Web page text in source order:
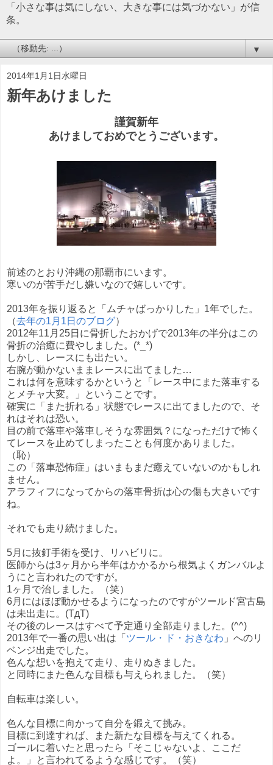
「小さな事は気にしない、大きな事には気づかない」が信
条。
▼
2014年1月1日水曜日
新年あけました
謹賀新年
あけましておめでとうございます。
前述のとおり沖縄の那覇市にいます。
寒いのが苦手だし嫌いなので嬉しいです。
2013年を振り返ると「ムチャばっかりした」1年でした。
（去年の1月1日のブログ）
2012年11月25日に骨折したおかげで2013年の半分はこの
骨折の治癒に費やしました。(*_*)
しかし、レースにも出たい。
右腕が動かないままレースに出てました…
これは何を意味するかというと「レース中にまた落車する
とメチャ大変。」ということです。
確実に「また折れる」状態でレースに出てましたので、そ
れはそれは恐い。
目の前で落車や落車しそうな雰囲気？になっただけで怖く
てレースを止めてしまったことも何度かありました。
（恥）
この「落車恐怖症」はいまもまだ癒えていないのかもしれ
ません。
アラフィフになってからの落車骨折は心の傷も大きいです
ね。
それでも走り続けました。
5月に抜釘手術を受け、リハビリに。
医師からは3ヶ月から半年はかかるから根気よくガンバルよ
うにと言われたのですが。
1ヶ月で治しました。（笑）
6月にはほぼ動かせるようになったのですがツールド宮古島
は未出走に。(TдT)
その後のレースはすべて予定通り全部走りました。(^^)
2013年で一番の思い出は「 ツール・ド・おきなわ 」へのリ
ベンジ出走でした。
色んな想いを抱えて走り、走りぬきました。
と同時にまた色んな目標も与えられました。（笑）
自転車は楽しい。
色んな目標に向かって自分を鍛えて挑み。
目標に到達すれば、また新たな目標を与えてくれる。
ゴールに着いたと思ったら「そこじゃないよ、ここだ
よ。」と言われてるような感じです。（笑）